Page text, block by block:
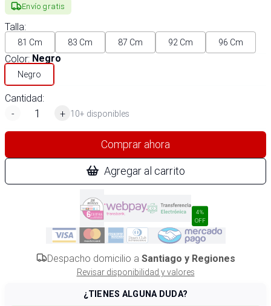
Envío gratis
Talla:
81 Cm 83 Cm 87 Cm 92 Cm 96 Cm
Color: Negro
Negro
Cantidad:
-
+ 10+ disponibles
Comprar ahora
Agregar al carrito
4%
OFF
Despacho domicilio a Santiago y Regiones
Revisar disponibilidad y valores
¿TIENES ALGUNA DUDA?